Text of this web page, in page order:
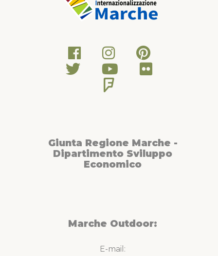
Giunta Regione Marche -
Dipartimento Sviluppo
Economico
Marche Outdoor:
E-mail: